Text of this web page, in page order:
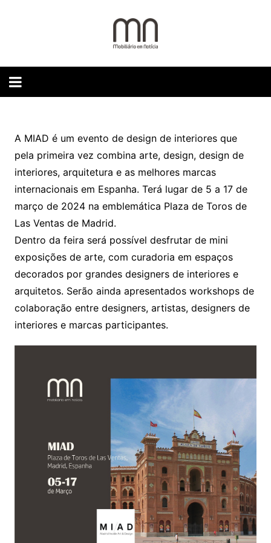
A MIAD é um evento de design de interiores que
pela primeira vez combina arte, design, design de
interiores, arquitetura e as melhores marcas
internacionais em Espanha. Terá lugar de 5 a 17 de
março de 2024 na emblemática Plaza de Toros de
Las Ventas de Madrid.
Dentro da feira será possível desfrutar de mini
exposições de arte, com curadoria em espaços
decorados por grandes designers de interiores e
arquitetos. Serão ainda apresentados workshops de
colaboração entre designers, artistas, designers de
interiores e marcas participantes.